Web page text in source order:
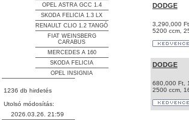
OPEL ASTRA GCC 1.4
SKODA FELICIA 1.3 LX
RENAULT CLIO 1.2 TANGÓ
FIAT WEINSBERG
CARABUS
MERCEDES A 160
SKODA FELICIA
OPEL INSIGNIA
1236 db hirdetés
Utolsó módosítás:
2026.03.26. 21:59
DODGE
3,290,000
5200 ccm,
DODGE
680,000 Ft,
2500 ccm,